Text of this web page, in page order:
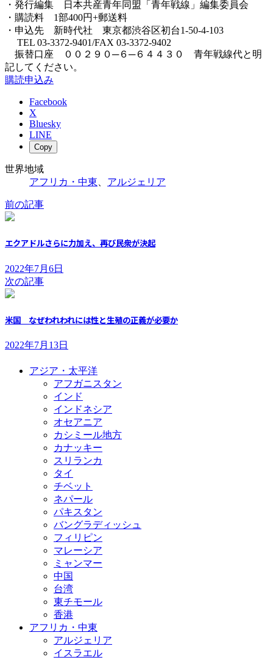
・発行編集 日本共産青年同盟「青年戦線」編集委員会
・購読料 1部400円+郵送料
・申込先 新時代社 東京都渋谷区初台1-50-4-103
TEL 03-3372-9401/FAX 03-3372-9402
振替口座 ００２９０─６─６４４３０ 青年戦線代と明
記してください。
購読申込み
Facebook
X
Bluesky
LINE
Copy
世界地域
アフリカ・中東
アルジェリア
前の記事
エクアドルさらに力加え、再び民衆が決起
2022年7月6日
次の記事
米国 なぜわれわれには性と生殖の正義が必要か
2022年7月13日
アジア・太平洋
アフガニスタン
インド
インドネシア
オセアニア
カシミール地方
カナッキー
スリランカ
タイ
チベット
ネパール
パキスタン
バングラディッシュ
フィリピン
マレーシア
ミャンマー
中国
台湾
東チモール
香港
アフリカ・中東
アルジェリア
イスラエル